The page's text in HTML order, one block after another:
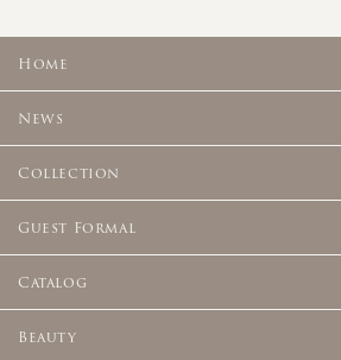
Home
News
Collection
Guest Formal
Catalog
Beauty